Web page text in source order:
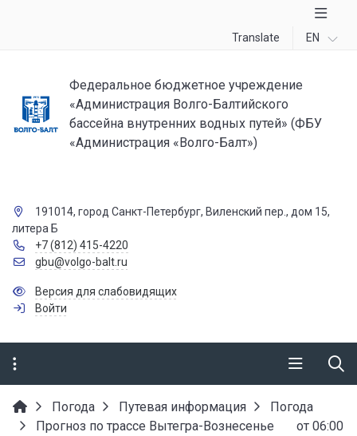
Translate EN
Федеральное бюджетное учреждение
«Администрация Волго-Балтийского
бассейна внутренних водных путей» (ФБУ
«Администрация «Волго-Балт»)
191014, город Санкт-Петербург, Виленский пер., дом 15,
литера Б
+7 (812) 415-4220
gbu@volgo-balt.ru
Версия для слабовидящих
Войти
Погода Путевая информация
Погода
Прогноз по трассе Вытегра-Вознесенье от 06:00